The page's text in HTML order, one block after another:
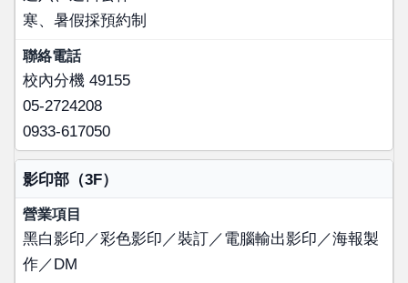
寒、暑假採預約制
校內分機 49155
05-2724208
0933-617050
影印部（3F）
黑白影印／彩色影印／裝訂／電腦輸出影印／海報製
作／DM